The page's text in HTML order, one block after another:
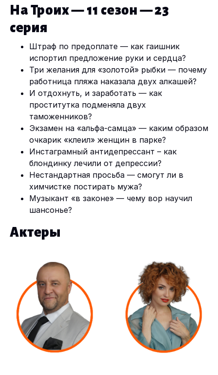
На Троих — 11 сезон — 23
серия
Штраф по предоплате — как гаишник
испортил предложение руки и сердца?
Три желания для «золотой» рыбки — почему
работница пляжа наказала двух алкашей?
И отдохнуть, и заработать — как
проститутка подменяла двух
таможенников?
Экзамен на «альфа-самца» — каким образом
очкарик «клеил» женщин в парке?
Инстаграмный антидепрессант – как
блондинку лечили от депрессии?
Нестандартная просьба — смогут ли в
химчистке постирать мужа?
Музыкант «в законе» — чему вор научил
шансонье?
Актеры